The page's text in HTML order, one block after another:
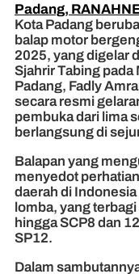
Padang,
Kota Padang
balap motor
2025, yang digelar
Sjahrir Tabing pada
Padang, Fadly
secara resmi
pembuka dari lima
berlangsung di
Balapan yang
menyedot
daerah di
lomba, yang
hingga SCP8 dan
SP12.
Dalam